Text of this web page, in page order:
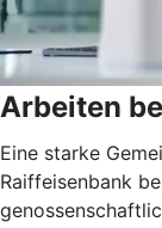
Arbeiten
Eine starke
Raiffeisenbank